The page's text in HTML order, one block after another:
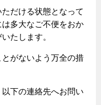
払い
き
較
お知らせ
ショールーム
だける状態となって
多大なご不便をおか
たします。
がないよう万全の措
下の連絡先へお問い